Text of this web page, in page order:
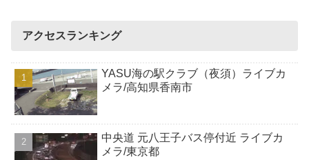
アクセスランキング
YASU海の駅クラブ（夜須）ライブカ
メラ/高知県香南市
中央道 元八王子バス停付近 ライブカ
メラ/東京都